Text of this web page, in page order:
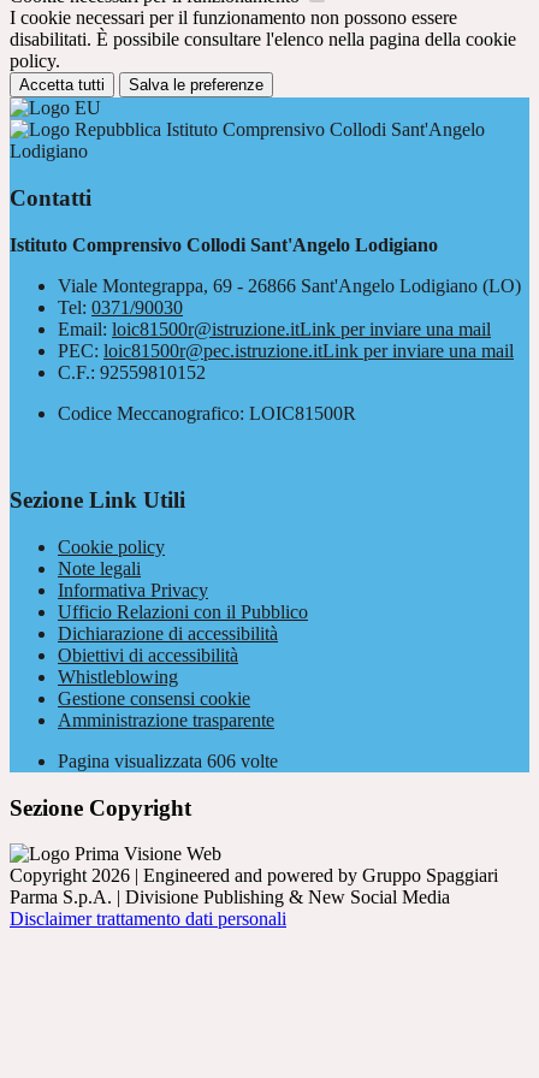
I cookie necessari per il funzionamento non possono essere
disabilitati. È possibile consultare l'elenco nella pagina della cookie
policy.
Accetta tutti Salva le preferenze
Istituto Comprensivo Collodi Sant'Angelo
Lodigiano
Contatti
Istituto Comprensivo Collodi Sant'Angelo Lodigiano
Viale Montegrappa, 69 - 26866 Sant'Angelo Lodigiano (LO)
Tel: 0371/90030
Email: loic81500r@istruzione.itLink per inviare una mail
PEC: loic81500r@pec.istruzione.itLink per inviare una mail
C.F.: 92559810152
Codice Meccanografico: LOIC81500R
Sezione Link Utili
Cookie policy
Note legali
Informativa Privacy
Ufficio Relazioni con il Pubblico
Dichiarazione di accessibilità
Obiettivi di accessibilità
Whistleblowing
Gestione consensi cookie
Amministrazione trasparente
Pagina visualizzata 606 volte
Sezione Copyright
Copyright 2026 | Engineered and powered by Gruppo Spaggiari
Parma S.p.A. | Divisione Publishing & New Social Media
Disclaimer trattamento dati personali